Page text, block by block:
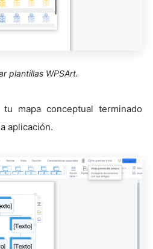
plantillas WPSArt.
mapa conceptual terminado
aplicación.